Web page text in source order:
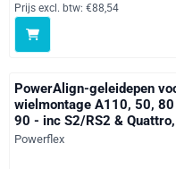
Prijs excl. btw: €88,54
PowerAlign-geleidepen
wielmontage A110, 50,
90 - inc S2/RS2 & Quattro,
A2, 3 Series, 5 Series, 6
Merk:
Powerflex